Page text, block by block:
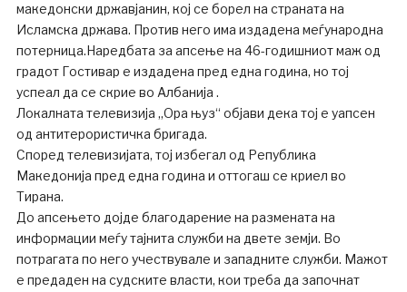
македонски државјанин, кој се борел на страната на
Исламска држава. Против него има издадена меѓународна
потерница.Наредбата за апсење на 46-годишниот маж од
градот Гостивар е издадена пред една година, но тој
успеал да се скрие во Албанија .
Локалната телевизија „Ора њуз“ објави дека тој е уапсен
од антитерористичка бригада.
Според телевизијата, тој избегал од Република
Македонија пред една година и оттогаш се криел во
Тирана.
До апсењето дојде благодарение на размената на
информации меѓу тајнита служби на двете земји. Во
потрагата по него учествувале и западните служби. Мажот
е предаден на судските власти, кои треба да започнат